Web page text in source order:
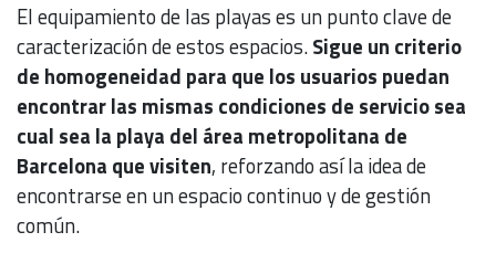
El equipamiento de las playas es un punto clave de
caracterización de estos espacios.Sigue un criterio
de homogeneidad para que los usuarios puedan
encontrar las mismas condiciones de servicio sea
cual sea la playa del área metropolitana de
Barcelona que visiten, reforzando así la idea de
encontrarse en un espacio continuo y de gestión
común.